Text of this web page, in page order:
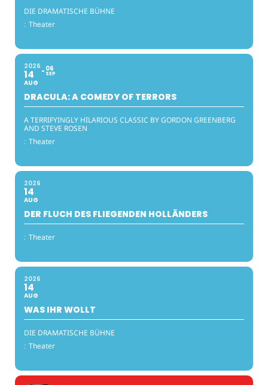
DIE DRAMATISCHE BÜHNE
: Theater
2026
14
AUG
06
SEP
DRACULA: A COMEDY OF TERRORS
A TERRIFYINGLY HILARIOUS CLASSIC BY GORDON GREENBERG
AND STEVE ROSEN
: Theater
2026
14
AUG
DER FLUCH DES FLIEGENDEN HOLLÄNDERS
: Theater
2026
14
AUG
WAS IHR WOLLT
DIE DRAMATISCHE BÜHNE
: Theater